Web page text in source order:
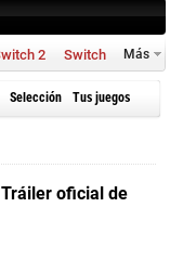
2 Switch Más
Selección Tus juegos
Tráiler oficial de